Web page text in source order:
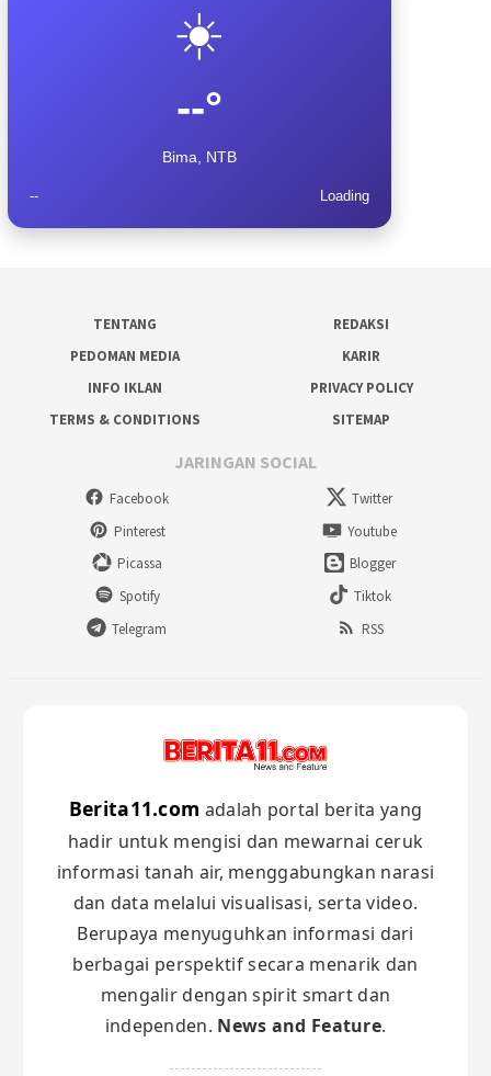
☀️
--°
Bima, NTB
-- Loading
TENTANG
REDAKSI
PEDOMAN MEDIA
KARIR
INFO IKLAN
PRIVACY POLICY
TERMS & CONDITIONS
SITEMAP
JARINGAN SOCIAL
Facebook
Twitter
Pinterest
Youtube
Picassa
Blogger
Spotify
Tiktok
Telegram
RSS
Berita11.com adalah portal berita yang
hadir untuk mengisi dan mewarnai ceruk
informasi tanah air, menggabungkan narasi
dan data melalui visualisasi, serta video.
Berupaya menyuguhkan informasi dari
berbagai perspektif secara menarik dan
mengalir dengan spirit smart dan
independen. News and Feature.